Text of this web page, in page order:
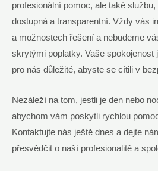
profesionální pomoc, ale také
dostupná a transparentní. Vždy vás
a možnostech řešení a nebudeme
skrytými poplatky. Vaše spokojenost
pro nás důležité, abyste se cítili v
Nezáleží na tom, jestli je den nebo
abychom vám poskytli rychlou
Kontaktujte nás ještě dnes a dejte
přesvědčit o naší profesionalitě a